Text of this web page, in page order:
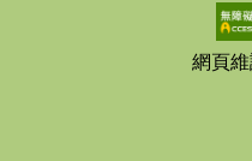
網頁